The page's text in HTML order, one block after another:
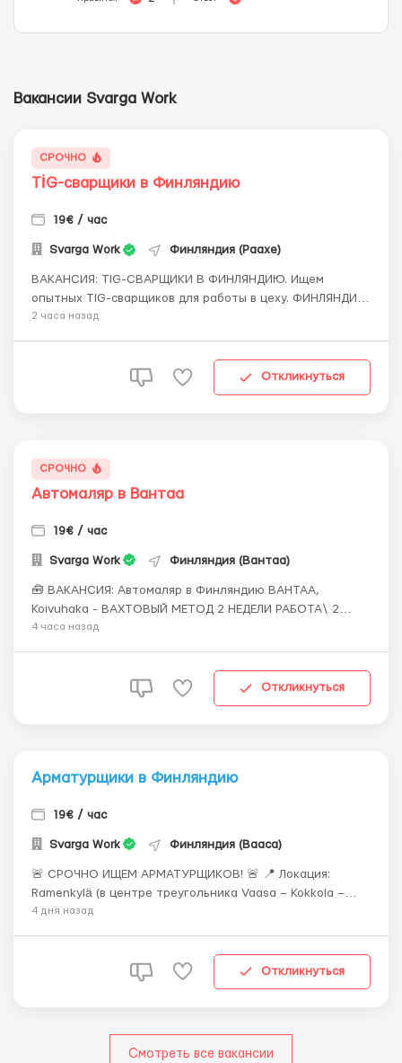
Вакансии Svarga Work
СРОЧНО
TİG-сварщики в Финляндию
19€ / час
Svarga Work Финляндия (Раахе)
​​ВАКАНСИЯ: TIG-СВАРЩИКИ В ФИНЛЯНДИЮ. Ищем
опытных TIG-сварщиков для работы в цеху. ФИНЛЯНДИЯ |
Raahe Оплата: 19 €/час (брутто). График работы: —
2 часа назад
Откликнуться
СРОЧНО
Автомаляр в Вантаа
19€ / час
Svarga Work Финляндия (Вантаа)
🧰 ВАКАНСИЯ: Автомаляр в Финляндию ВАНТАА,
Koivuhaka - ВАХТОВЫЙ МЕТОД 2 НЕДЕЛИ РАБОТА\ 2
НЕДЕЛИ ДОМ 📍 Локация: столтчный регион, Вантаа,
предоставляется БЕСПЛАТНО 📞 Контакт: +3725672...
4 часа назад
Откликнуться
Арматурщики в Финляндию
19€ / час
Svarga Work Финляндия (Вааса)
🚨 СРОЧНО ИЩЕМ АРМАТУРЩИКОВ! 🚨 📍 Локация:
Ramenkylä (в центре треугольника Vaasa – Kokkola –
Lepojärvi) 🏗 Объект: строительство ветряных
Продолжительность: от 1 месяца ...
4 дня назад
Откликнуться
Смотреть все вакансии